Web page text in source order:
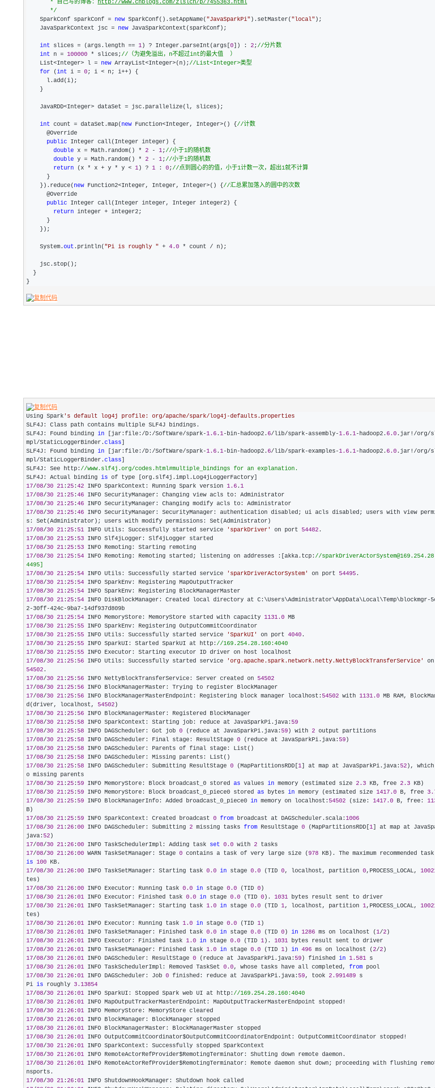
       * 自己写的博客：
http://www.cnblogs.com/zlslch/p/7455363.html
*/
    SparkConf sparkConf
= new SparkConf().setAppName( "JavaSparkPi" ).setMaster( " local" );
    JavaSparkContext jsc
= new JavaSparkContext(sparkConf);
int slices = (args.length == 1 ) ? Integer.parseInt(args[ 0 ]) : 2;//分片数
int n = 100000 * slices;// （为避免溢出，n不超过int的最大值  ）
    List<Integer> l =
new ArrayList<Integer>(n);//List<Integer>类型
for (int i = 0; i < n; i++ ) {
    JavaRDD
<Integer> dataSet = jsc.parallelize(l, slices);
int count = dataSet.map( new Function<Integer, Integer>() { //计数
public Integer call(Integer integer) {
double x = Math.random() * 2 - 1;//小于1的随机数
double y = Math.random() * 2 - 1;//小于1的随机数
return (x * x + y * y < 1 ) ? 1 : 0;//点到圆心的的值，小于1计数一次，超出1就不计算
    }).reduce(
new Function2<Integer, Integer, Integer>() { //汇总累加落入的圆中的次数
public Integer call(Integer integer, Integer integer2) {
return integer + integer2;
    System.
out .println( "Pi is roughly " + 4.0 * count / n);
}
Using Spark ' s default log4j profile: org/apache/spark/log4j-defaults.properties
SLF4J: Class path contains multiple SLF4J bindings.
SLF4J: Found binding in [jar:file:/D:/SoftWare/spark-1.6 .1-bin-hadoop2. 6/lib/spark-assembly-1.6 .1-hadoop2. 6.0 .jar!/org/
mpl/StaticLoggerBinder.class
SLF4J: Found binding in [jar:file:/D:/SoftWare/spark-1.6 .1-bin-hadoop2. 6/lib/spark-examples-1.6 .1-hadoop2. 6.0 .jar!/org/
mpl/StaticLoggerBinder.class
SLF4J: See http://www.slf4j.org/codes.html#multiple_bindings for an explanation.
SLF4J: Actual binding is
17/08/30 21 :25 :42 INFO SparkContext: Running Spark version 1.6 .1
17/08/30 21 :25 :46
17/08/30 21 :25 :46
17/08/30 21 :25 :46 INFO SecurityManager: SecurityManager: authentication disabled; ui acls disabled; users with view
17/08/30 21 :25 : 51 INFO Utils: Successfully started service ' sparkDriver ' on port 54482
17/08/30 21 :25 : 53
17/08/30 21 :25 : 53
17/08/30 21 :25 : 54 INFO Remoting: Remoting started; listening on addresses :[akka.tcp://
4495]
17/08/30 21 :25 : 54 INFO Utils: Successfully started service ' sparkDriverActorSystem ' on port 54495
17/08/30 21 :25 : 54
17/08/30 21 :25 : 54
17/08/30 21 :25 : 54 INFO DiskBlockManager: Created local directory at C:\Users\Administrator\AppData\Local\Temp\blockmgr-
2-30ff-424c-9ba7-
17/08/30 21 :25 : 54 INFO MemoryStore: MemoryStore started with capacity 1131.0
17/08/30 21 :25 : 55
17/08/30 21 :25 : 55 INFO Utils: Successfully started service 'SparkUI ' on port 4040
17/08/30 21 :25 : 55 INFO SparkUI: Started SparkUI at http://169.254.28.160:4040
17/08/30 21 :25 : 55
17/08/30 21 :25 : 56 INFO Utils: Successfully started service 'org.apache.spark.network.netty.NettyBlockTransferService '
54502
17/08/30 21 :25 : 56 INFO NettyBlockTransferService: Server created on 54502
17/08/30 21 :25 : 56
17/08/30 21 :25 : 56 INFO BlockManagerMasterEndpoint: Registering block manager localhost: 54502 with 1131.0 MB RAM,
d(driver, localhost, 54502
17/08/30 21 :25 : 56
17/08/30 21 :25 : 58 INFO SparkContext: Starting job: reduce at JavaSparkPi.java: 59
17/08/30 21 :25 : 58 INFO DAGScheduler: Got job 0 (reduce at JavaSparkPi.java: 59 ) with 2
17/08/30 21 :25 : 58 INFO DAGScheduler: Final stage: ResultStage 0 (reduce at JavaSparkPi.java: 59
17/08/30 21 :25 : 58
17/08/30 21 :25 : 58
17/08/30 21 :25 : 58 INFO DAGScheduler: Submitting ResultStage 0 (MapPartitionsRDD[ 1 ] at map at JavaSparkPi.java: 52 ),
17/08/30 21 :25 : 59 INFO MemoryStore: Block broadcast_0 stored as values in memory (estimated size 2.3 KB, free 2.3
17/08/30 21 :25 : 59 INFO MemoryStore: Block broadcast_0_piece0 stored as bytes in memory (estimated size 1417.0 B, free
17/08/30 21 :25 : 59 INFO BlockManagerInfo: Added broadcast_0_piece0 in memory on localhost: 54502 (size: 1417.0 B, free:
17/08/30 21 :25 : 59 INFO SparkContext: Created broadcast 0 from broadcast at DAGScheduler.scala:1006
17/08/30 21 :26 :00 INFO DAGScheduler: Submitting 2 missing tasks from ResultStage 0 (MapPartitionsRDD[ 1 ] at map at
java: 52
17/08/30 21 :26 :00 INFO TaskSchedulerImpl: Adding task set 0.0 with 2
17/08/30 21 :26 :00 WARN TaskSetManager: Stage 0 contains a task of very large size (978
is 100
17/08/30 21 :26 :00 INFO TaskSetManager: Starting task 0.0 in stage 0.0 (TID 0, localhost, partition 0,PROCESS_LOCAL,
17/08/30 21 :26 :00 INFO Executor: Running task 0.0 in stage 0.0 (TID 0
17/08/30 21 :26 :01 INFO Executor: Finished task 0.0 in stage 0.0 (TID 0 ). 1031
17/08/30 21 :26 :01 INFO TaskSetManager: Starting task 1.0 in stage 0.0 (TID 1, localhost, partition 1,PROCESS_LOCAL,
17/08/30 21 :26 :01 INFO Executor: Running task 1.0 in stage 0.0 (TID 1
17/08/30 21 :26 :01 INFO TaskSetManager: Finished task 0.0 in stage 0.0 (TID 0 ) in 1286 ms on localhost (1/2
17/08/30 21 :26 :01 INFO Executor: Finished task 1.0 in stage 0.0 (TID 1 ). 1031
17/08/30 21 :26 :01 INFO TaskSetManager: Finished task 1.0 in stage 0.0 (TID 1 ) in 496 ms on localhost (2/2
17/08/30 21 :26 :01 INFO DAGScheduler: ResultStage 0 (reduce at JavaSparkPi.java: 59 ) finished in 1.581
17/08/30 21 :26 :01 INFO TaskSchedulerImpl: Removed TaskSet 0.0, whose tasks have all completed, from
17/08/30 21 :26 :01 INFO DAGScheduler: Job 0 finished: reduce at JavaSparkPi.java: 59, took 2.991489 s
Pi is roughly 3.13854
17/08/30 21 :26 :01 INFO SparkUI: Stopped Spark web UI at http://169.254.28.160:4040
17/08/30 21 :26 :01
17/08/30 21 :26 :01
17/08/30 21 :26 :01
17/08/30 21 :26 :01
17/08/30 21 :26 :01
17/08/30 21 :26 :01
17/08/30 21 :26 :01
17/08/30 21 :26 :01 INFO RemoteActorRefProvider$RemotingTerminator: Remote daemon shut down; proceeding with flushing
17/08/30 21 :26 :01